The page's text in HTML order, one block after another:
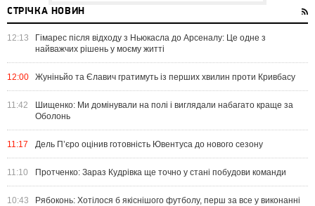
СТРІЧКА НОВИН
12:13
Гімарес після відходу з Ньюкасла до Арсеналу: Це одне з
найважчих рішень у моєму житті
12:00 Жуніньйо та Єлавич гратимуть із перших хвилин проти Кривбасу
11:42
Шищенко: Ми домінували на полі і виглядали набагато краще за
Оболонь
11:17 Дель П’єро оцінив готовність Ювентуса до нового сезону
11:10 Протченко: Зараз Кудрівка ще точно у стані побудови команди
10:43
Рябоконь: Хотілося б якіснішого футболу, перш за все у виконанні